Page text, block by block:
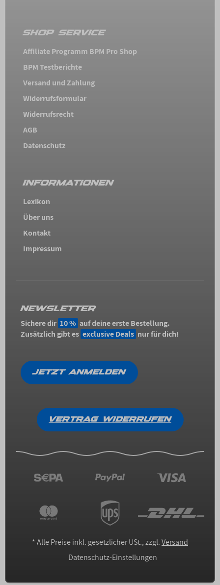
SHOP SERVICE
Affiliate Programm BPM Pro Shop
BPM Testberichte
Versand und Zahlung
Widerrufsformular
Widerrufsrecht
AGB
Datenschutz
INFORMATIONEN
Lexikon
Über uns
Kontakt
Impressum
NEWSLETTER
Sichere dir 10 % auf deine erste Bestellung.
Zusätzlich gibt es exclusive Deals nur für dich!
JETZT ANMELDEN
VERTRAG WIDERRUFEN
*Alle Preise inkl. gesetzlicher USt., zzgl.Versand
Datenschutz-Einstellungen